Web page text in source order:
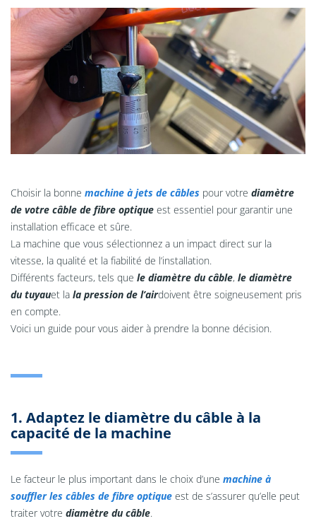
Choisir la bonne machine à jets de câbles pour votre diamètre
de votre câble de fibre optique est essentiel pour garantir une
installation efficace et sûre.
La machine que vous sélectionnez a un impact direct sur la
vitesse, la qualité et la fiabilité de l’installation.
Différents facteurs, tels que le diamètre du câble, le diamètre
du tuyauet la la pression de l’airdoivent être soigneusement pris
en compte.
Voici un guide pour vous aider à prendre la bonne décision.
1. Adaptez le diamètre du câble à la
capacité de la machine
Le facteur le plus important dans le choix d’une machine à
souffler les câbles de fibre optique est de s’assurer qu’elle peut
traiter votre diamètre du câble.